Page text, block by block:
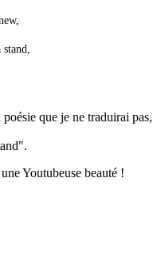
que je ne traduirai pas,
Youtubeuse beauté !